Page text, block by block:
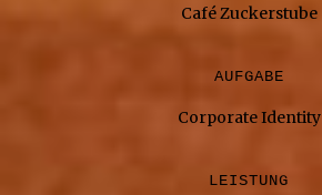
Café Zuckerstube
AUFGABE
Corporate Identity
LEISTUNG